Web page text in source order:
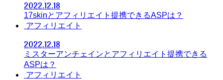
2022.12.18
17skinとアフィリエイト提携できるASPは？
アフィリエイト
2022.12.18
ミスターアンチェインとアフィリエイト提携できる
ASPは？
アフィリエイト